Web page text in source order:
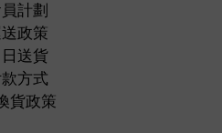
計劃
政策
送貨
方式
貨政策